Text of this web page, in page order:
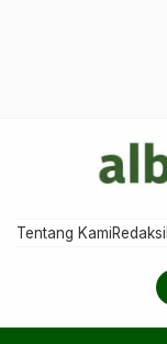
Tentang KamiRedaksi